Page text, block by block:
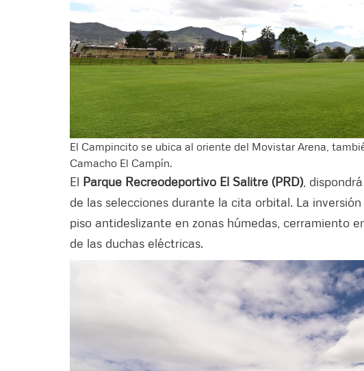
El Campincito se ubica al oriente del Movistar Arena,
Camacho El Campín.
El Parque Recreodeportivo El Salitre (PRD) ,
de las selecciones durante la cita orbital. La
piso antideslizante en zonas húmedas, cerramiento
de las duchas eléctricas.